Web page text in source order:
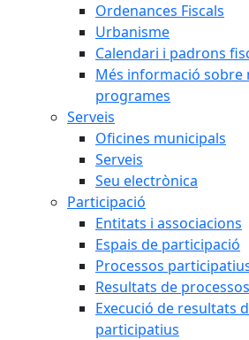
Ordenances Fiscals
Urbanisme
Calendari i padrons
Més informació sobre
programes
Serveis
Oficines municipals
Serveis
Seu electrònica
Participació
Entitats i associacions
Espais de participació
Processos
Resultats de
Execució de resultats
participatius